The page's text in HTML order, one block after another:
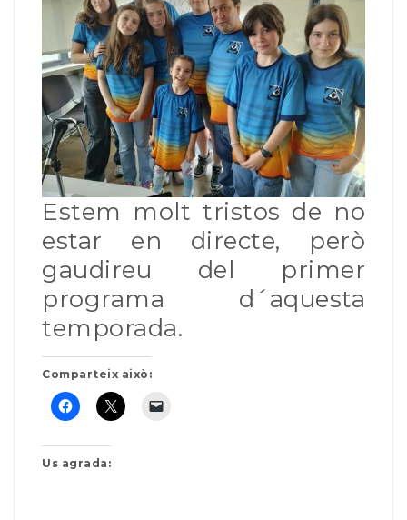
Estem molt tristos de no
estar en directe, però
gaudireu del primer
programa d´aquesta
temporada.
Comparteix això:
Us agrada: